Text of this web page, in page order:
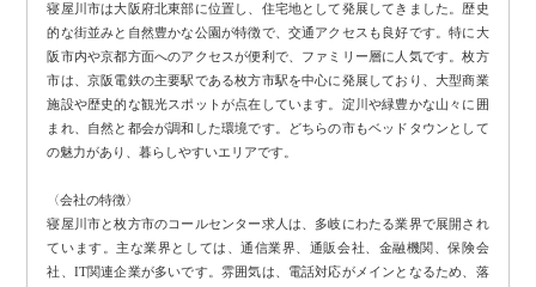
寝屋川市は大阪府北東部に位置し、住宅地として発展してきました。歴史
的な街並みと自然豊かな公園が特徴で、交通アクセスも良好です。特に大
阪市内や京都方面へのアクセスが便利で、ファミリー層に人気です。枚方
市は、京阪電鉄の主要駅である枚方市駅を中心に発展しており、大型商業
施設や歴史的な観光スポットが点在しています。淀川や緑豊かな山々に囲
まれ、自然と都会が調和した環境です。どちらの市もベッドタウンとして
の魅力があり、暮らしやすいエリアです。
〈会社の特徴〉
寝屋川市と枚方市のコールセンター求人は、多岐にわたる業界で展開され
ています。主な業界としては、通信業界、通販会社、金融機関、保険会
社、IT関連企業が多いです。雰囲気は、電話対応がメインとなるため、落